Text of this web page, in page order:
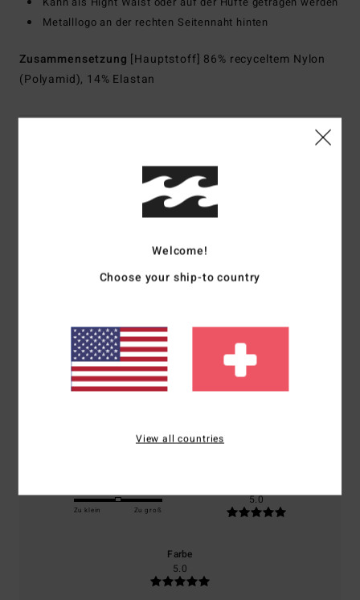
Metalllogo an der rechten Seitennaht hinten
Zusammensetzung [Hauptstoff] 86% recyceltem Nylon
(Polyamid), 14% Elastan
Kundenbewertungen
5.0
basierend auf1 verifizierten Bewertungen
seit Juli 2026
0% unserer Kunden empfehlen dieses Produkt
Zu klein Zu groß
5.0
Farbe
5.0
Welcome!
Choose your ship-to country
View all countries